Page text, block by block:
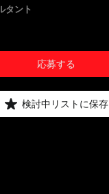
タント
応募する
検討中リストに保存